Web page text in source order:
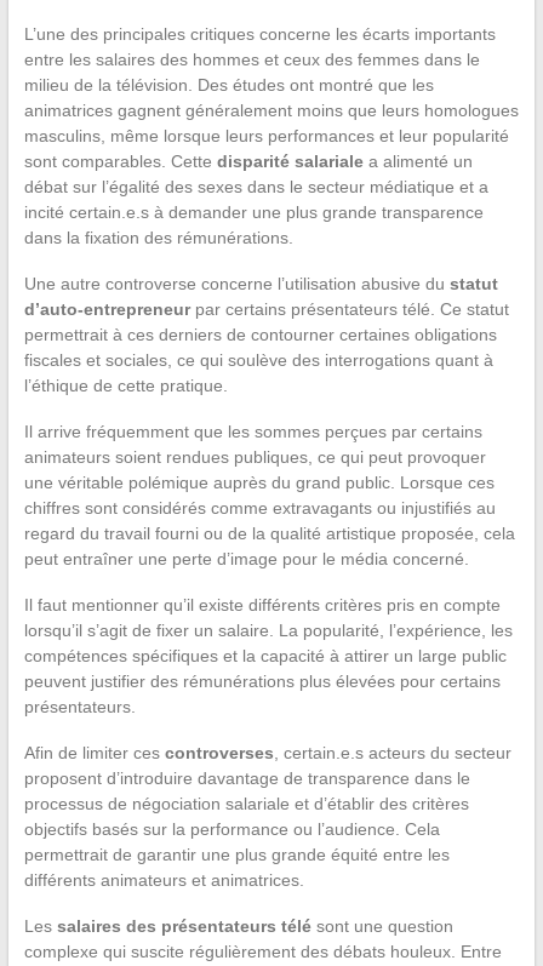
L’une des principales critiques concerne les écarts importants
entre les salaires des hommes et ceux des femmes dans le
milieu de la télévision. Des études ont montré que les
animatrices gagnent généralement moins que leurs homologues
masculins, même lorsque leurs performances et leur popularité
sont comparables. Cette disparité salarialea alimenté un
débat sur l’égalité des sexes dans le secteur médiatique et a
incité certain.e.s à demander une plus grande transparence
dans la fixation des rémunérations.
Une autre controverse concerne l’utilisation abusive du statut
d’auto-entrepreneurpar certains présentateurs télé. Ce statut
permettrait à ces derniers de contourner certaines obligations
fiscales et sociales, ce qui soulève des interrogations quant à
l’éthique de cette pratique.
Il arrive fréquemment que les sommes perçues par certains
animateurs soient rendues publiques, ce qui peut provoquer
une véritable polémique auprès du grand public. Lorsque ces
chiffres sont considérés comme extravagants ou injustifiés au
regard du travail fourni ou de la qualité artistique proposée, cela
peut entraîner une perte d’image pour le média concerné.
Il faut mentionner qu’il existe différents critères pris en compte
lorsqu’il s’agit de fixer un salaire. La popularité, l’expérience, les
compétences spécifiques et la capacité à attirer un large public
peuvent justifier des rémunérations plus élevées pour certains
présentateurs.
Afin de limiter ces controverses , certain.e.s acteurs du secteur
proposent d’introduire davantage de transparence dans le
processus de négociation salariale et d’établir des critères
objectifs basés sur la performance ou l’audience. Cela
permettrait de garantir une plus grande équité entre les
différents animateurs et animatrices.
Les salaires des présentateurs télésont une question
complexe qui suscite régulièrement des débats houleux. Entre